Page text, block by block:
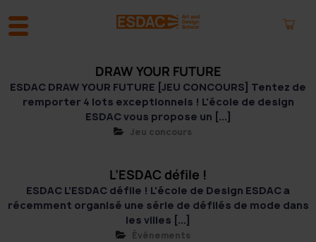
DRAW YOUR FUTURE
ESDAC DRAW YOUR FUTURE [JEU CONCOURS] Tentez de
remporter 4 lots exceptionnels ! L'école de design
ESDAC vous propose un [...]
Jeu concours
L’ESDAC défile !
ESDAC L’ESDAC défile ! L'école de Design ESDAC a
récemment organisé une série de défilés de mode dans
les villes [...]
Événements